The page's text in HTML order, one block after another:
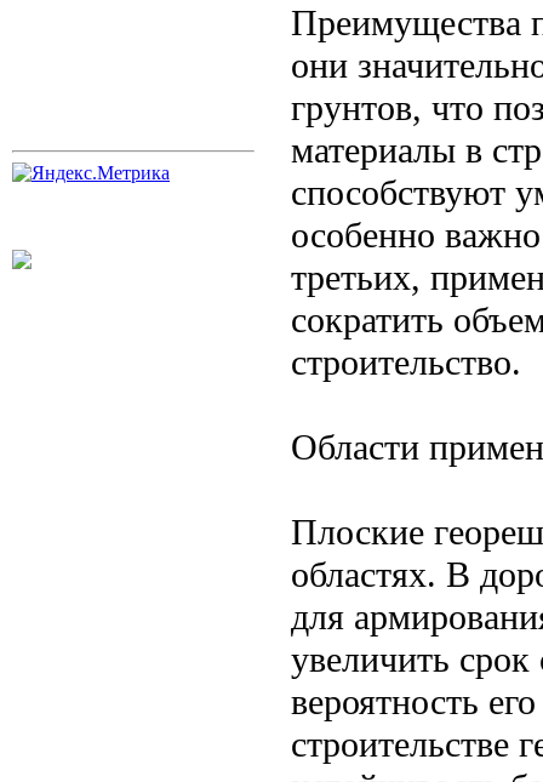
Преимущества
они
грунтов, что
материалы в
способствуют
особенно
третьих,
сократить
строительство.
Области
Плоские
областях. В
для
увеличить
вероятность
строительстве